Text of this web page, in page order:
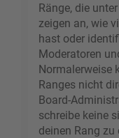
Ränge, die
zeigen an, wie
hast oder
Moderatoren
Normalerweise
Ranges nicht
Board-
schreibe keine
deinen Rang